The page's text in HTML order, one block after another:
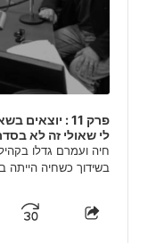
פרק 11 :
לי שאולי זה לא
חיה ועמרם גדלו
בשידוך כשחיה הייתה בת 18 ועמרם בן 17.
Share